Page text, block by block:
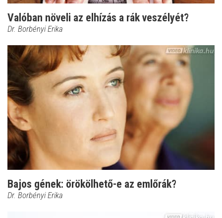
Valóban növeli az elhízás a rák veszélyét?
Dr. Borbényi Erika
Bajos gének: örökölhető-e az emlőrák?
Dr. Borbényi Erika